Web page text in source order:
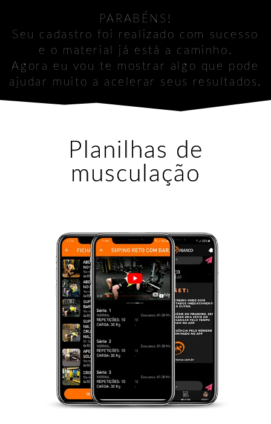
PARABÉNS!
Seu cadastro foi realizado com sucesso
e o material já está a caminho.
Agora eu vou te mostrar algo que pode
ajudar muito a acelerar seus resultados.
Planilhas de
musculação